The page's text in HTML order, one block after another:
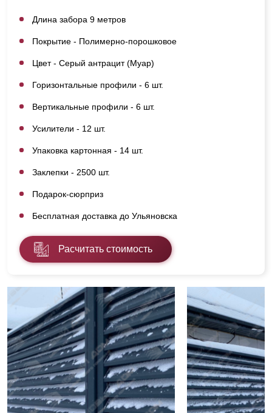
Длина забора 9 метров
Покрытие - Полимерно-порошковое
Цвет - Серый антрацит (Муар)
Горизонтальные профили - 6 шт.
Вертикальные профили - 6 шт.
Усилители - 12 шт.
Упаковка картонная - 14 шт.
Заклепки - 2500 шт.
Подарок-сюрприз
Бесплатная доставка до Ульяновска
Расчитать стоимость